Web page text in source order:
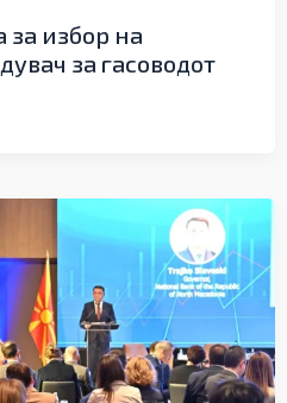
за избор на
за гасоводот